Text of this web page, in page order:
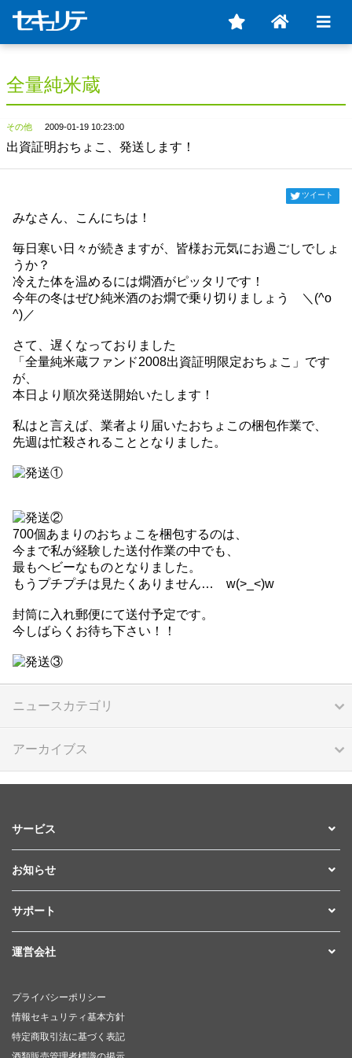
全量純米蔵
その他 2009-01-19 10:23:00
出資証明おちょこ、発送します！
ツイート
みなさん、こんにちは！
毎日寒い日々が続きますが、皆様お元気にお過ごしでしょ
うか？
冷えた体を温めるには燗酒がピッタリです！
今年の冬はぜひ純米酒のお燗で乗り切りましょう ＼(^o
^)／
さて、遅くなっておりました
「全量純米蔵ファンド2008出資証明限定おちょこ」です
が、
本日より順次発送開始いたします！
私はと言えば、業者より届いたおちょこの梱包作業で、
先週は忙殺されることとなりました。
700個あまりのおちょこを梱包するのは、
今まで私が経験した送付作業の中でも、
最もヘビーなものとなりました。
もうプチプチは見たくありません… w(>_<)w
封筒に入れ郵便にて送付予定です。
今しばらくお待ち下さい！！
ニュースカテゴリ
アーカイブス
サービス
お知らせ
サポート
運営会社
プライバシーポリシー
情報セキュリティ基本方針
特定商取引法に基づく表記